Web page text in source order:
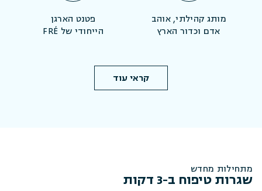
מותג קהילתי, אוהב
אדם וכדור הארץ
פטנט הארגן
הייחודי של FRÉ
קראי עוד
מתחילות מחדש
שגרות טיפוח ב-3 דקות